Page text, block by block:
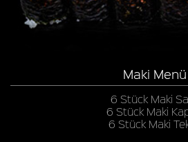
Maki Menü
6 Stück Maki
6 Stück Maki
6 Stück Maki